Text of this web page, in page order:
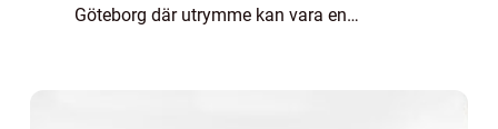
Göteborg där utrymme kan vara en